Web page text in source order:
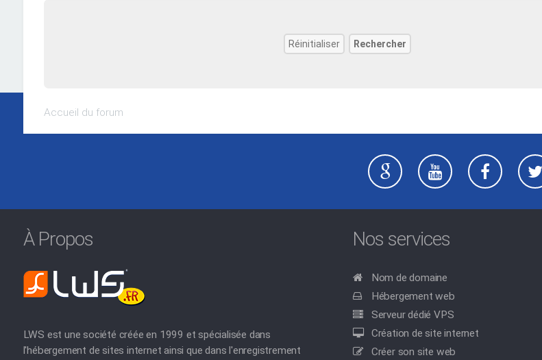
Accueil du forum
À Propos
LWS est une société créée en 1999 et spécialisée dans
l'hébergement de sites internet ainsi que dans l'enregistrement
Nos services
Nom de domaine
Hébergement web
Serveur dédié VPS
Création de site internet
Créer son site web